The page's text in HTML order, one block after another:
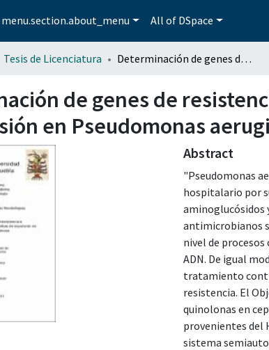
menu.section.about_menu All of DSpace
Tesis de Licenciatura Determinación de genes de resistencia a aminoglucósidos y quinolonas y bombas de expulsión en Pseudomonas aeruginosa
de genes de
en Pseudomonas
Abstract
"Pseudomonas
hospitalario por
aminoglucósidos
antimicrobianos
nivel de
ADN. De igual
tratamiento
resistencia. El
quinolonas en
provenientes del
sistema